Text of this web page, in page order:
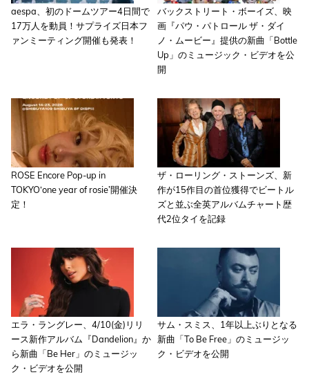
aespa、初のドームツアー4日間で
17万人を動員！サプライズ日本フ
ァンミーティング開催も発表！
バックストリート・ボーイズ、映
画『パウ・パトロール ザ・ダイ
ノ・ムービー』提供の新曲「Bottle
Up」のミュージック・ビデオを公
開
ROSE Encore Pop-up in
TOKYO‘one year of rosie’開催決
定！
ザ・ローリング・ストーンズ、新
作が15作目の首位獲得でビートル
ズと並ぶ全英アルバムチャート歴
代2位タイを記録
エラ・ラングレー、4/10(金)リリ
ース新作アルバム『Dandelion』か
ら新曲「Be Her」のミュージッ
ク・ビデオを公開
サム・スミス、1年以上ぶりとなる
新曲「To Be Free」のミュージッ
ク・ビデオを公開